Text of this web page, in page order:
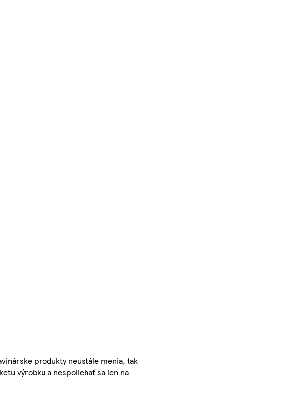
produkty neustále menia, tak
výrobku a nespoliehať sa len na